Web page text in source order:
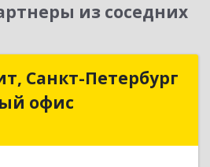
из соседних
Санкт-Петербург
офис
Санкт-Петербург
Центральный офис